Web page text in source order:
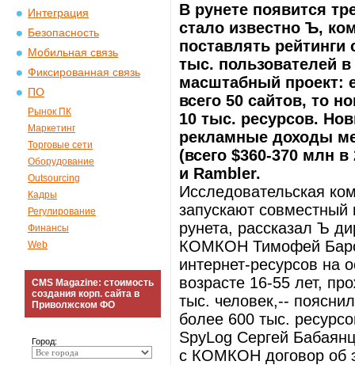
Интеграция
Безопасность
Мобильная связь
Фиксированная связь
ПО
Рынок ПК
Маркетинг
Торговые сети
Оборудование
Outsourcing
Кадры
Регулирование
Финансы
Web
CMS Magazine: стоимость
создания корп. сайта в
Приволжском ФО
Город:
В рунете появится
стало известно Ъ,
поставлять
тыс. пользователей
масштабный проект:
всего 50 сайтов, то
10 тыс. ресурсов.
рекламные доходы
(всего $360-370 млн
и Rambler.
Исследовательская
запускают
рунета, рассказал Ъ
КОМКОН Тимофей
интернет-ресурсов на
возрасте 16-55 лет,
тыс. человек,--
более 600 тыс.
SpyLog Сергей
с КОМКОН договор об